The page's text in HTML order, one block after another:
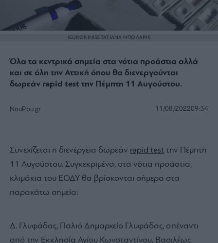
(EUROKINISSIΤΑΤΙΑΝΑ ΜΠΟΛΑΡΗ)
Όλα τα κεντρικά σημεία στα νότια προάστια αλλά
και σε όλη την Αττική όπου θα διενεργούνται
δωρεάν rapid test την Πέμπτη 11 Αυγούστου.
NouPou.gr 11/08/202209:34
Συνεχίζεται η διενέργεια δωρεάν rapid test την Πέμπτη
11 Αυγούστου. Συγκεκριμένα, στα νότια προάστια,
κλιμάκια του ΕΟΔΥ θα βρίσκονται σήμερα στα
παρακάτω σημεία:
Δ. Γλυφάδας, Παλιό Δημαρχείο Γλυφάδας, απέναντι
από την Εκκλησία Αγίου Κωνσταντίνου, Βασιλέως